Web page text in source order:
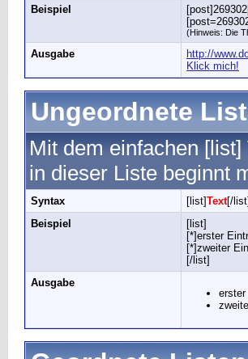
Beispiel
(Hinweis: Die
Ausgabe
http://
Klick mich!
Ungeordnete
Mit dem einfachen
in dieser Liste beginnt
Syntax [list]Text[/list]
Beispiel
[list]
[*]erster
[*]zweiter
[/list]
Ausgabe